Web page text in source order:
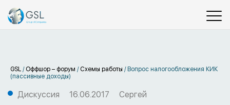
GSL / Оффшор – форум / Схемы работы / Вопрос налогообложения КИК
(пассивные доходы)
Дискуссия 16.06.2017 Сергей